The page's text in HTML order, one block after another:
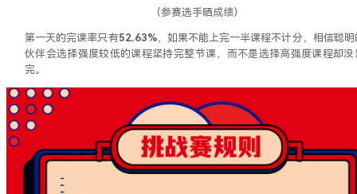
（参赛选手晒成绩）
第一天的完课率只有52.63%，如果不能上完一半课程不计分，相信聪明
伙伴会选择强度较低的课程坚持完整节课，而不是选择高强度课程却没
完。